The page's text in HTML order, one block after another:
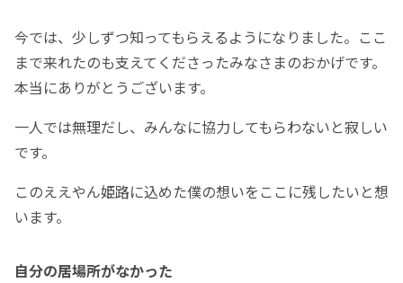
今では、少しずつ知ってもらえるようになりました。ここ
まで来れたのも支えてくださったみなさまのおかげです。
本当にありがとうございます。
一人では無理だし、みんなに協力してもらわないと寂しい
です。
このええやん姫路に込めた僕の想いをここに残したいと想
います。
自分の居場所がなかった